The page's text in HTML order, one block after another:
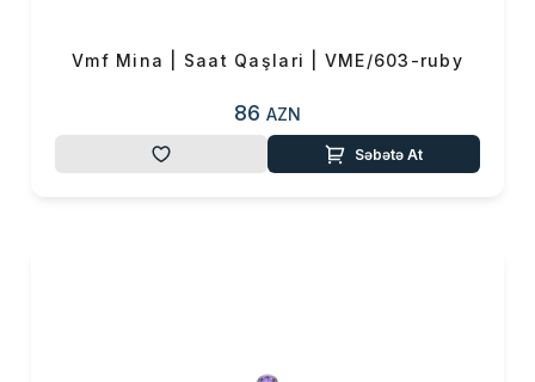
Vmf Mina | Saat Qaşlari | VME/603-ruby
86 AZN
Səbətə At